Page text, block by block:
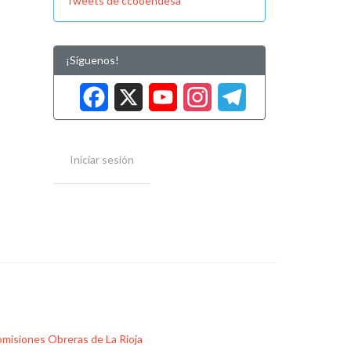
¡Síguenos!
Facebook
XYouTube
Iniciar sesión
Obreras de La Rioja